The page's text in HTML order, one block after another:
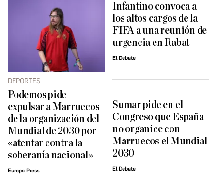
DEPORTES
Podemos pide
expulsar a Marruecos
de la organización del
Mundial de 2030 por
«atentar contra la
soberanía nacional»
Europa Press
Infantino convoca a
los altos cargos de la
FIFA a una reunión de
urgencia en Rabat
El Debate
Sumar pide en el
Congreso que España
no organice con
Marruecos el Mundial
2030
El Debate